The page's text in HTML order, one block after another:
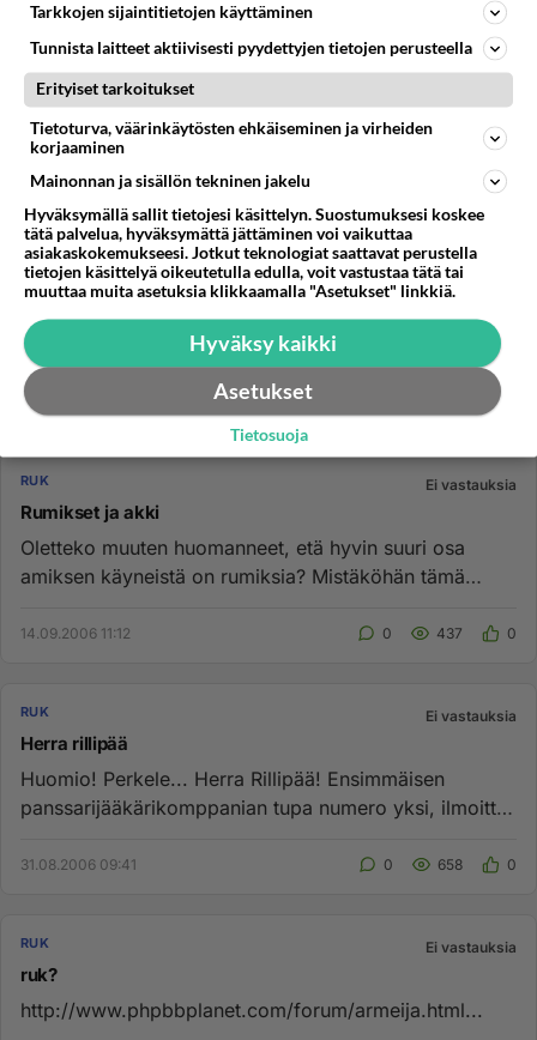
RUK Ei vastauksia
Rumikset ja akki
Oletteko muuten huomanneet, etä hyvin suuri osa
amiksen käyneistä on rumiksia? Mistäköhän tämä
14.09.2006 11:12 0 437 0
RUK Ei vastauksia
Herra rillipää
Huomio! Perkele... Herra Rillipää! Ensimmäisen
panssarijääkärikomppanian tupa numero yksi, ilmoitti
31.08.2006 09:41 0 658 0
RUK Ei vastauksia
ruk?
http://www.phpbbplanet.com/forum/armeija.html...
Tarkkojen sijaintitietojen käyttäminen
Tunnista laitteet aktiivisesti pyydettyjen tietojen perusteella
Erityiset tarkoitukset
Tietoturva, väärinkäytösten ehkäiseminen ja virheiden
korjaaminen
Mainonnan ja sisällön tekninen jakelu
Hyväksymällä sallit tietojesi käsittelyn. Suostumuksesi koskee
tätä palvelua, hyväksymättä jättäminen voi vaikuttaa
asiakaskokemukseesi. Jotkut teknologiat saattavat perustella
tietojen käsittelyä oikeutetulla edulla, voit vastustaa tätä tai
muuttaa muita asetuksia klikkaamalla "Asetukset" linkkiä.
Hyväksy kaikki
Asetukset
Tietosuoja